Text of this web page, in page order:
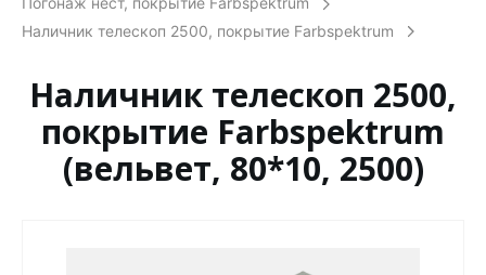
Наличник телескоп 2500, покрытие Farbspektrum
Наличник телескоп 2500,
покрытие Farbspektrum
(вельвет, 80*10, 2500)